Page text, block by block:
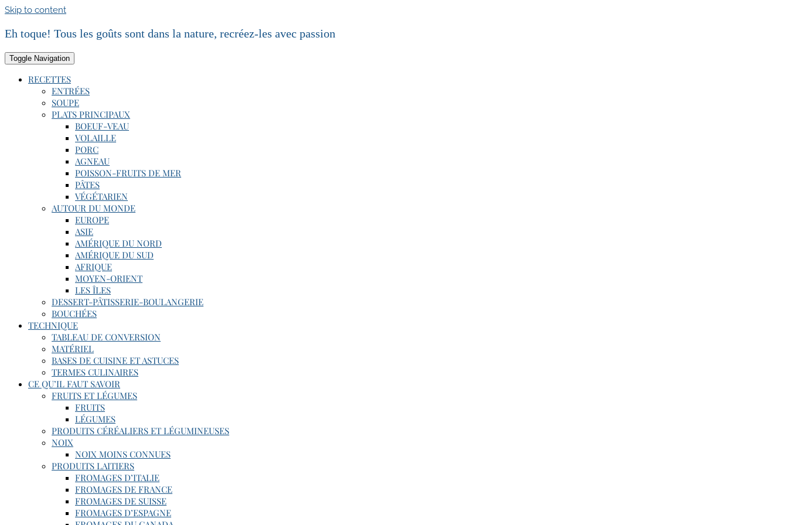
Skip to content
Eh toque! Tous les goûts sont dans la nature, recréez-les avec passion
Toggle Navigation
RECETTES
ENTRÉES
SOUPE
PLATS PRINCIPAUX
BOEUF-VEAU
VOLAILLE
PORC
AGNEAU
POISSON-FRUITS DE MER
PÂTES
VÉGÉTARIEN
AUTOUR DU MONDE
EUROPE
ASIE
AMÉRIQUE DU NORD
AMÉRIQUE DU SUD
AFRIQUE
MOYEN-ORIENT
LES ÎLES
DESSERT-PÂTISSERIE-BOULANGERIE
BOUCHÉES
TECHNIQUE
TABLEAU DE CONVERSION
MATÉRIEL
BASES DE CUISINE ET ASTUCES
TERMES CULINAIRES
CE QU’IL FAUT SAVOIR
FRUITS ET LÉGUMES
FRUITS
LÉGUMES
PRODUITS CÉRÉALIERS ET LÉGUMINEUSES
NOIX
NOIX MOINS CONNUES
PRODUITS LAITIERS
FROMAGES D’ITALIE
FROMAGES DE FRANCE
FROMAGES DE SUISSE
FROMAGES D’ESPAGNE